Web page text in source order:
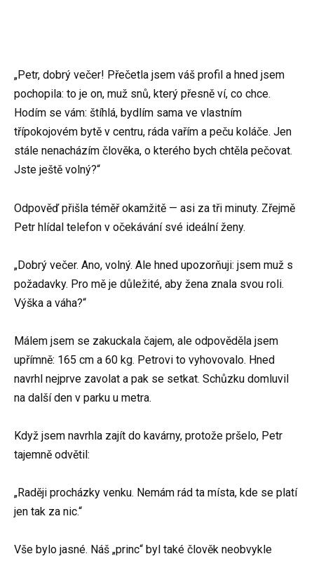
„Petr, dobrý večer! Přečetla jsem váš profil a hned jsem
pochopila: to je on, muž snů, který přesně ví, co chce.
Hodím se vám: štíhlá, bydlím sama ve vlastním
třípokojovém bytě v centru, ráda vařím a peču koláče. Jen
stále nenacházím člověka, o kterého bych chtěla pečovat.
Jste ještě volný?“
Odpověď přišla téměř okamžitě — asi za tři minuty. Zřejmě
Petr hlídal telefon v očekávání své ideální ženy.
„Dobrý večer. Ano, volný. Ale hned upozorňuji: jsem muž s
požadavky. Pro mě je důležité, aby žena znala svou roli.
Výška a váha?“
Málem jsem se zakuckala čajem, ale odpověděla jsem
upřímně: 165 cm a 60 kg. Petrovi to vyhovovalo. Hned
navrhl nejprve zavolat a pak se setkat. Schůzku domluvil
na další den v parku u metra.
Když jsem navrhla zajít do kavárny, protože pršelo, Petr
tajemně odvětil:
„Raději procházky venku. Nemám rád ta místa, kde se platí
jen tak za nic.“
Vše bylo jasné. Náš „princ“ byl také člověk neobvykle